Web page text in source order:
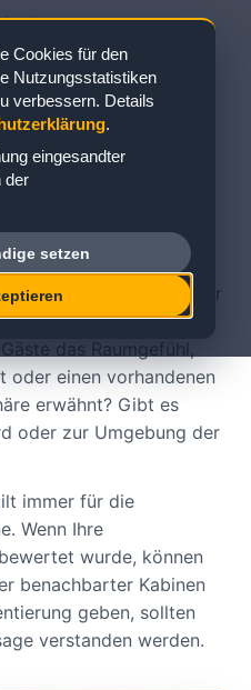
&
können Sie
Kabinen im
und Lage
ist wichtig, nicht nur
die Erfahrung
das Raumgefühl,
oder einen vorhandenen
erwähnt? Gibt es
oder zur Umgebung der
immer für die
Wenn Ihre
wurde, können
benachbarter Kabinen
geben, sollten
verstanden werden.
Cookies für den
Nutzungsstatistiken
verbessern. Details
.
eingesandter
der
setzen